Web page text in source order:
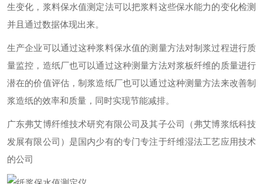
生变化，浆料保水值测定法可以把浆料这些保水能力的变化检测
并且通过数据体现出来。
生产企业可以通过这种浆料保水值的测量方法对制浆过程进行质
量监控，造纸厂也可以通过这种测量方法对浆板纤维的质量进行
潜在的价值评估，制浆造纸厂也可以通过这种测量方法来改善制
浆造纸的效率和质量，同时实现节能减排。
广东弗艾博纤维技术研究有限公司及其子公司（弗艾博浆纸科技
发展有限公司）是国内少有的专门专注于纤维湿法工艺应用技术
的公司